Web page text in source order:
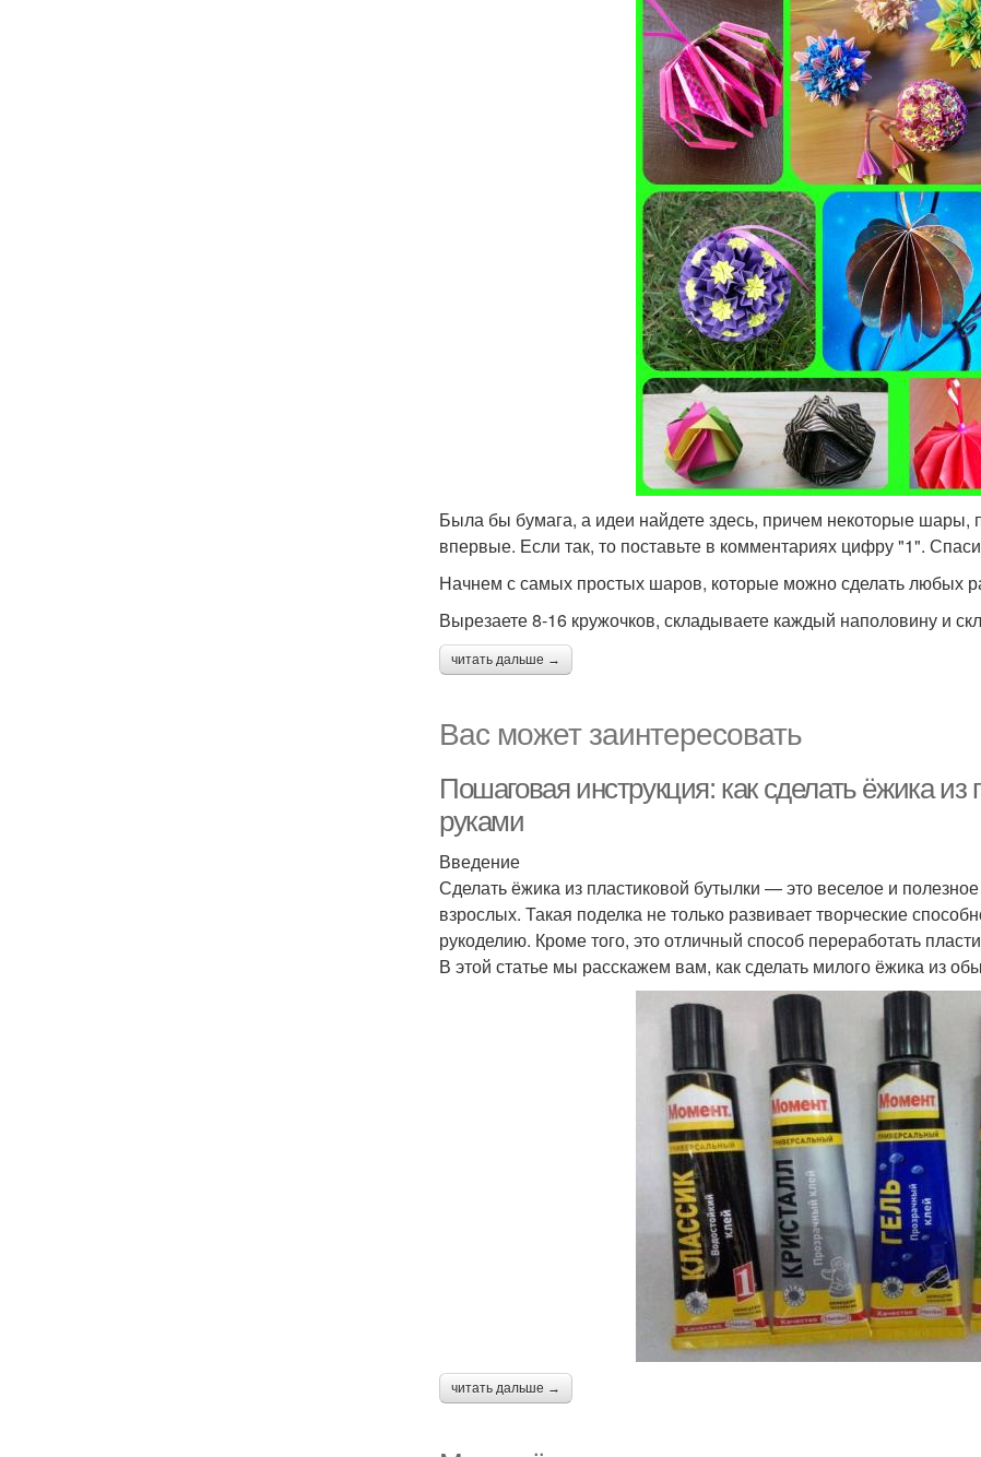
Была бы бумага, а идеи найдете здесь, причем некоторые шары,
впервые. Если так, то поставьте в комментариях цифру "1".
Начнем с самых простых шаров, которые можно сделать любых
Вырезаете 8-16 кружочков, складываете каждый наполовину и
читать дальше →
Вас может заинтересовать
Пошаговая инструкция: как сделать ёжика
руками
Введение
Сделать ёжика из пластиковой бутылки — это веселое и
взрослых. Такая поделка не только развивает творческие
рукоделию. Кроме того, это отличный способ переработать
В этой статье мы расскажем вам, как сделать милого ёжика из
читать дальше →